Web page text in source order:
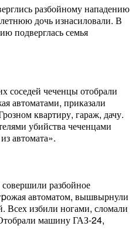
разбойному нападению
дочь изнасиловали. В
подверглась семья
соседей чеченцы отобрали
автоматами, приказали
квартиру, гараж, дачу.
убийства чеченцами
автомата».
разбойное
автоматом, вышвырнули
Всех избили ногами, сломали
машину ГАЗ-24,